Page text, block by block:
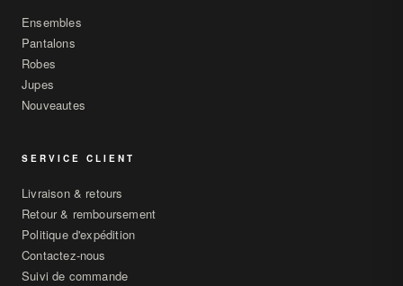
Ensembles
Pantalons
Robes
Jupes
Nouveautes
SERVICE CLIENT
Livraison & retours
Retour & remboursement
Politique d'expédition
Contactez-nous
Suivi de commande